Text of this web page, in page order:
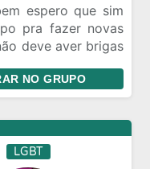
espero que sim
pra fazer novas
deve aver brigas
NO GRUPO
LGBT